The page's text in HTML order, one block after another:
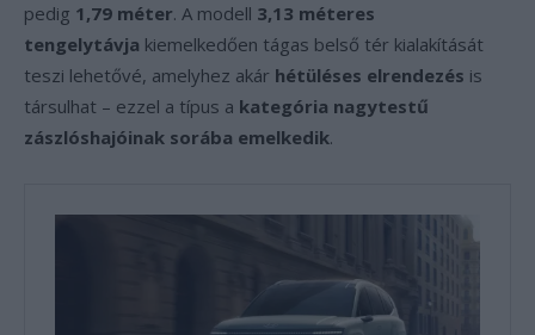
pedig 1,79 méter. A modell 3,13 méteres
tengelytávja kiemelkedően tágas belső tér kialakítását
teszi lehetővé, amelyhez akár hétüléses elrendezés is
társulhat – ezzel a típus a kategória nagytestű
zászlóshajóinak sorába emelkedik.